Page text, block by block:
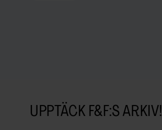
UPPTÄCK F&F:S ARKIV!